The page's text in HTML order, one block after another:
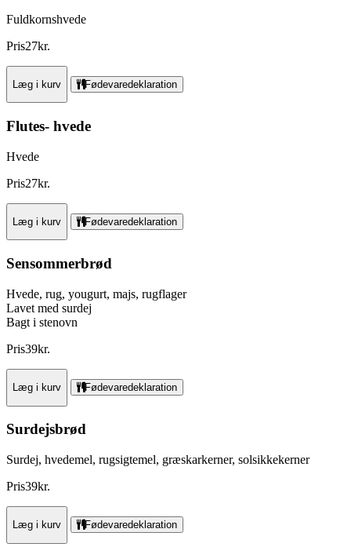
Fuldkornshvede
Pris27kr.
Læg i kurv Fødevaredeklaration
Flutes- hvede
Hvede
Pris27kr.
Læg i kurv Fødevaredeklaration
Sensommerbrød
Hvede, rug, yougurt, majs, rugflager
Lavet med surdej
Bagt i stenovn
Pris39kr.
Læg i kurv Fødevaredeklaration
Surdejsbrød
Surdej, hvedemel, rugsigtemel, græskarkerner, solsikkekerner
Pris39kr.
Læg i kurv Fødevaredeklaration